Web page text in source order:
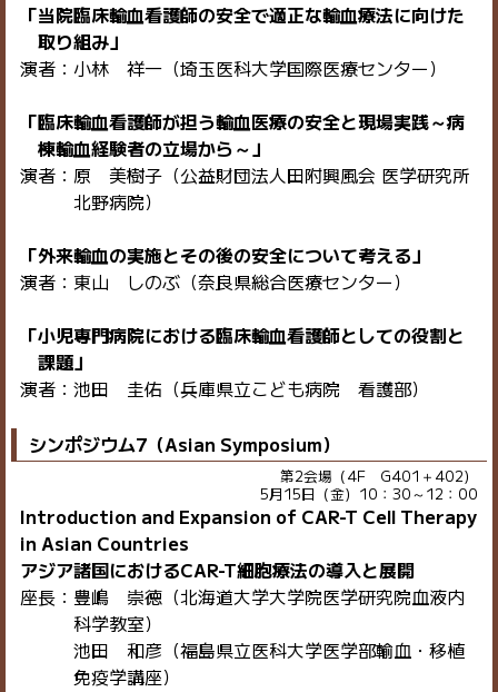
「当院臨床輸血看護師の安全で適正な輸血療法に向けた
取り組み」
演者：小林 祥一（埼玉医科大学国際医療センター）
「臨床輸血看護師が担う輸血医療の安全と現場実践～病
棟輸血経験者の立場から～」
演者：原 美樹子（公益財団法人田附興風会 医学研究所
北野病院）
「外来輸血の実施とその後の安全について考える」
演者：東山 しのぶ（奈良県総合医療センター）
「小児専門病院における臨床輸血看護師としての役割と
課題」
演者：池田 圭佑（兵庫県立こども病院 看護部）
シンポジウム7（Asian Symposium）
第2会場（4F G401＋402）
5月15日（金）10：30～12：00
Introduction and Expansion of CAR-T Cell Therapy
in Asian Countries
アジア諸国におけるCAR-T細胞療法の導入と展開
座長：豊嶋 崇徳（北海道大学大学院医学研究院血液内
科学教室）
池田 和彦（福島県立医科大学医学部輸血・移植
免疫学講座）